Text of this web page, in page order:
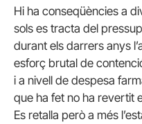
Hi ha conseqüències a
sols es tracta del
durant els darrers anys
esforç brutal de
i a nivell de despesa
que ha fet no ha revertit
Es retalla però a més